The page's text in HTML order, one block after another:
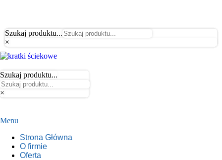
Szukaj produktu...
×
Szukaj produktu...
×
Menu
Strona Główna
O firmie
Oferta